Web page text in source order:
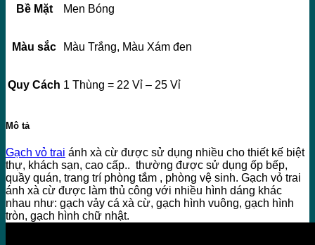
Bề Mặt Men Bóng
Màu sắc Màu Trắng, Màu Xám đen
Quy Cách 1 Thùng = 22 Vỉ – 25 Vỉ
Mô tả
Gạch vỏ trai ánh xà cừ được sử dụng nhiều cho thiết kế biệt
thự, khách sạn, cao cấp.. thường được sử dụng ốp bếp,
quầy quán, trang trí phòng tắm , phòng vệ sinh. Gạch vỏ trai
ánh xà cừ được làm thủ công với nhiều hình dáng khác
nhau như: gạch vảy cá xà cừ, gạch hình vuông, gạch hình
tròn, gạch hình chữ nhật.